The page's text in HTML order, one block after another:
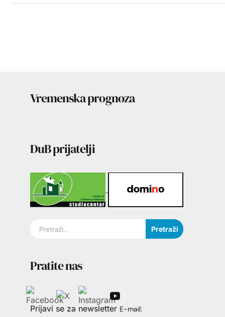
Vremenska prognoza
DuB prijatelji
Pretraži
Pratite nas
Prijavi se za newsletter E-mail: